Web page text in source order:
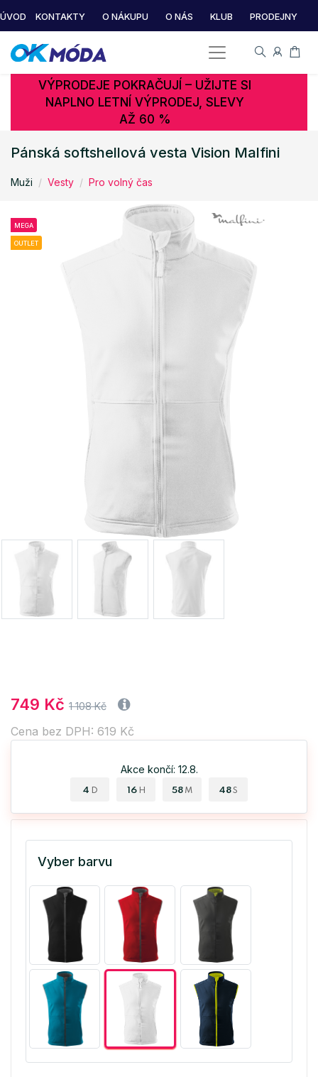
ÚVOD KONTAKTY O NÁKUPU O NÁS KLUB PRODEJNY
VÝPRODEJE POKRAČUJÍ – UŽIJTE SI
NAPLNO LETNÍ VÝPRODEJ, SLEVY
AŽ 60 %
Pánská softshellová vesta Vision Malfini
Muži Vesty Pro volný čas
MEGA
OUTLET
749 Kč 1 108 Kč
Cena bez DPH: 619 Kč
Akce končí: 12.8.
4 D 16 H 58 M 47 S
Vyber barvu